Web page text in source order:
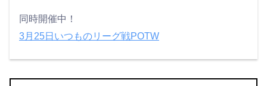
同時開催中！
3月25日いつものリーグ戦POTW